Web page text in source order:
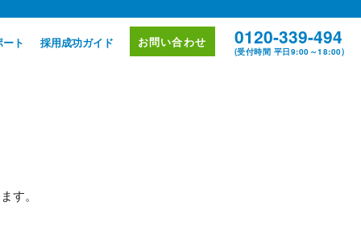
ート 採用成功ガイド お問い合わせ 0120-339-494
(受付時間 平日9:00～18:00)
す。